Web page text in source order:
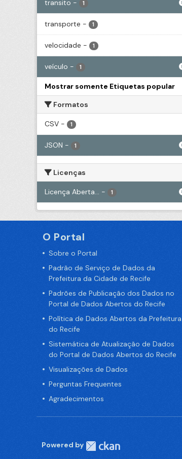
transito - 1
transporte - 1
velocidade - 1
veículo - 1
Mostrar somente Etiquetas popular
Formatos
CSV - 1
JSON - 1
Licenças
Licença Aberta... - 1
O Portal
Sobre o Portal
Padrão de Serviço de Dados da
Prefeitura da Cidade de Recife
Padrões de Publicação dos Dados no
Portal de Dados Abertos do Recife
Política de Dados Abertos da Prefeitura
do Recife
Sistemática de Atualização de Dados
do Portal de Dados Abertos do Recife
Visualizações de Dados
Perguntas Frequentes
Agradecimentos
Powered by